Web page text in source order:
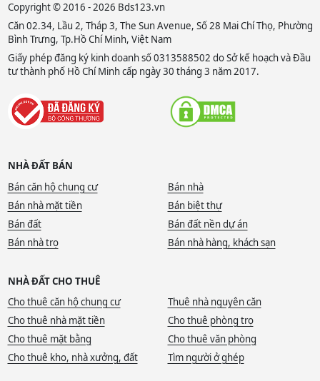
Copyright © 2016 - 2026 Bds123.vn
Căn 02.34, Lầu 2, Tháp 3, The Sun Avenue, Số 28 Mai Chí Thọ, Phường
Bình Trưng, Tp.Hồ Chí Minh, Việt Nam
Giấy phép đăng ký kinh doanh số 0313588502 do Sở kế hoạch và Đầu
tư thành phố Hồ Chí Minh cấp ngày 30 tháng 3 năm 2017.
NHÀ ĐẤT BÁN
Bán căn hộ chung cư
Bán nhà
Bán nhà mặt tiền
Bán biệt thự
Bán đất
Bán đất nền dự án
Bán nhà trọ
Bán nhà hàng, khách sạn
NHÀ ĐẤT CHO THUÊ
Cho thuê căn hộ chung cư
Thuê nhà nguyên căn
Cho thuê nhà mặt tiền
Cho thuê phòng trọ
Cho thuê mặt bằng
Cho thuê văn phòng
Cho thuê kho, nhà xưởng, đất
Tìm người ở ghép